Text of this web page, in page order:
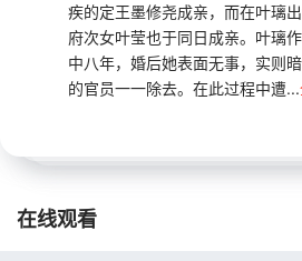
疾的定王墨修尧成亲，而在叶璃
府次女叶莹也于同日成亲。叶璃
中八年，婚后她表面无事，实则
的官员一一除去。在此过程中遭...
在线观看